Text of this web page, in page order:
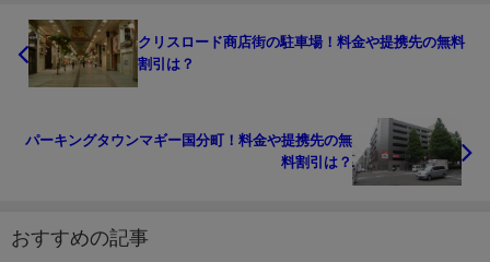
クリスロード商店街の駐車場！料金や提携先の無料
割引は？
パーキングタウンマギー国分町！料金や提携先の無
料割引は？
おすすめの記事